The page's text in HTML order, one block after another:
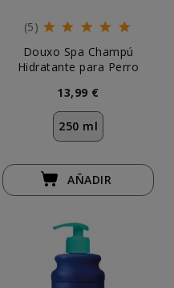
(5)
Douxo Spa Champú
Hidratante para Perro
13,99 €
250 ml
AÑADIR